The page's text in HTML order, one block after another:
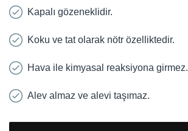
Kapalı gözeneklidir.
Koku ve tat olarak nötr özelliktedir.
Hava ile kimyasal reaksiyona girmez.
Alev almaz ve alevi taşımaz.